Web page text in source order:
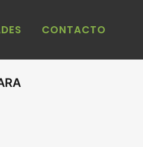
CONTACTO